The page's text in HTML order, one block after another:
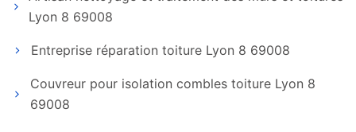
Lyon 8 69008
Entreprise réparation toiture Lyon 8 69008
Couvreur pour isolation combles toiture Lyon 8
69008